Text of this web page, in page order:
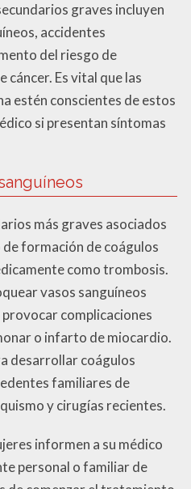
graves incluyen
accidentes
del riesgo de
Es vital que las
estén conscientes de estos
si presentan síntomas
más graves asociados
formación de coágulos
como trombosis.
vasos sanguíneos
complicaciones
o infarto de miocardio.
desarrollar coágulos
familiares de
y cirugías recientes.
informen a su médico
personal o familiar de